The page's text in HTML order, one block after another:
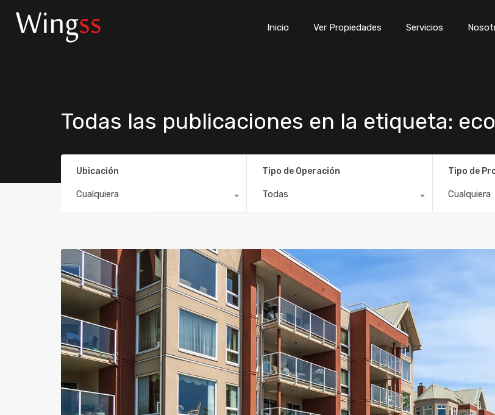
Inicio Ver Propiedades Servicios
Inicio Ver Propiedades Servicios
Todas las publicaciones en la etiqueta:
Ubicación
Cualquiera
Tipo de Operación
Todas
Tipo de
Cualquiera